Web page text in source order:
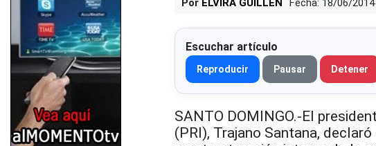
Por ELVIRA GUILLEN Fecha: 18/06/2014
Escuchar artículo
Reproducir Pausar Detener
SANTO DOMINGO.-El
(PRI), Trajano Santana,